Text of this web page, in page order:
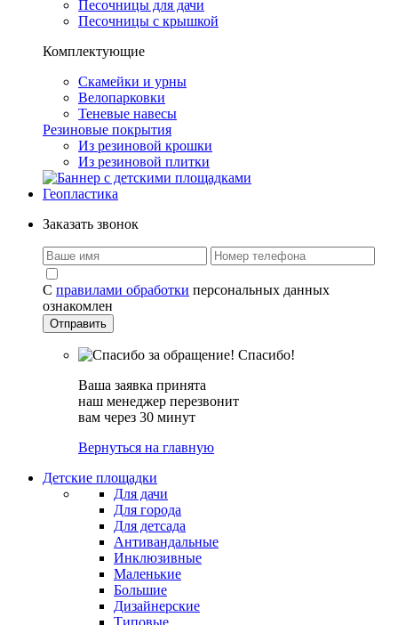
Песочницы для дачи
Песочницы с крышкой
Комплектующие
Скамейки и урны
Велопарковки
Теневые навесы
Резиновые покрытия
Из резиновой крошки
Из резиновой плитки
Геопластика
Заказать звонок
С правилами обработки персональных данных
ознакомлен
Спасибо!
Ваша заявка принята
наш менеджер перезвонит
вам через 30 минут
Вернуться на главную
Детские площадки
Для дачи
Для города
Для детсада
Антивандальные
Инклюзивные
Маленькие
Большие
Дизайнерские
Типовые